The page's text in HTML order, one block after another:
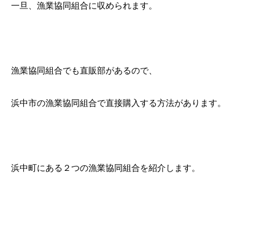
一旦、漁業協同組合に収められます。
漁業協同組合でも直販部があるので、
浜中市の漁業協同組合で直接購入する方法があります。
浜中町にある２つの漁業協同組合を紹介します。